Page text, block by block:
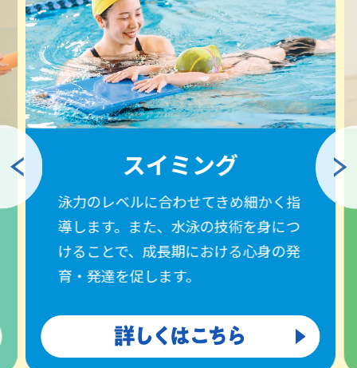
スイミング
泳力のレベルに合わせてきめ細かく指
導します。また、水泳の技術を身につ
けることで、成長期における心身の発
育・発達を促します。